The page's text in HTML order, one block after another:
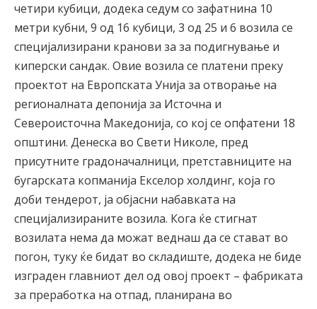
четири кубици, додека седум со зафатнина 10
метри кубни, 9 од 16 кубици, 3 од 25 и 6 возила се
специјализирани кранови за за подигнување и
киперски сандак. Овие возила се платени преку
проектот на Европската Унија за отворање на
регионалната депонија за Источна и
Североисточна Македонија, со кој се опфатени 18
општини. Денеска во Свети Николе, пред
присутните градоначалници, претставниците на
бугарската копманија Екселор холдинг, која го
доби тендерот, ја објасни набавката на
специјализираните возила. Кога ќе стигнат
возилата нема да можат веднаш да се стават во
погон, туку ќе бидат во складиште, додека не биде
изграден главниот дел од овој проект – фабриката
за преработка на отпад, планирана во